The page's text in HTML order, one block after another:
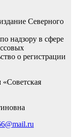
Северного
надзору в сфере
о регистрации